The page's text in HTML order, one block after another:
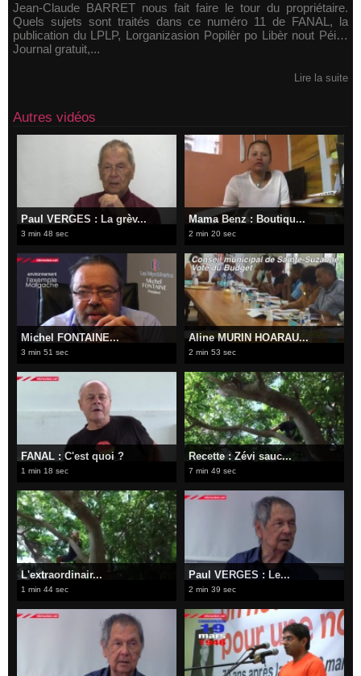
Jean-Claude BARRET nous fait faire le tour du propriétaire.
Quels sujets sont traités dans ce numéro 11 de FANAL, la
publication du LPLP, Lorganizasion Popilèr po Libèr nout Péi…
Journal gratuit,...
Lire la suite
Autres vidéos
Paul VERGES : La grèv...
3 min 48 sec
Mama Benz : Boutiqu...
2 min 20 sec
Michel FONTAINE...
3 min 51 sec
Aline MURIN HOARAU...
2 min 53 sec
FANAL : C'est quoi ?
1 min 18 sec
Recette : Zévi sauc...
7 min 49 sec
L'extraordinair...
1 min 44 sec
Paul VERGES : Le...
2 min 39 sec